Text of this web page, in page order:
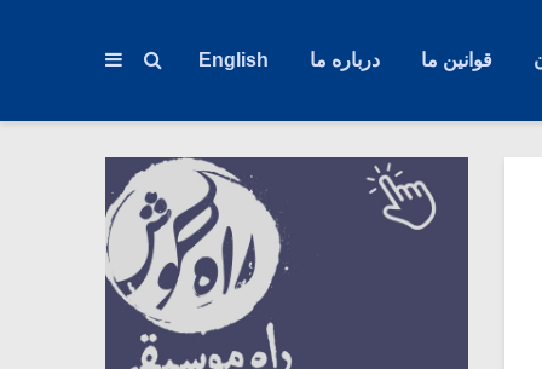
قوانین ما درباره ما English